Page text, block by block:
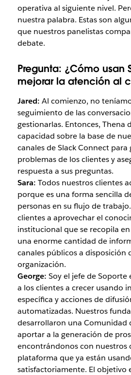
operativa al siguiente nivel.
nuestra palabra. Estas son
que nuestros panelistas
debate.
Pregunta: ¿Cómo usan
mejorar la atención al
Jared: Al comienzo, no
seguimiento de las
gestionarlas. Entonces, Thena
capacidad sobre la base de
canales de Slack Connect para
problemas de los clientes y
respuesta a sus preguntas.
Sara: Todos nuestros clientes
porque es una forma sencilla
personas en su flujo de
clientes a aprovechar el
institucional que se recopila
una enorme cantidad de
canales públicos a disposición
organización.
George: Soy el jefe de Soporte
a los clientes a crecer usando
específica y acciones de
automatizadas. Nuestros
desarrollaron una Comunidad
aportar a la generación de
encontrándonos con nuestros
plataforma que ya están
satisfactoriamente. El objetivo